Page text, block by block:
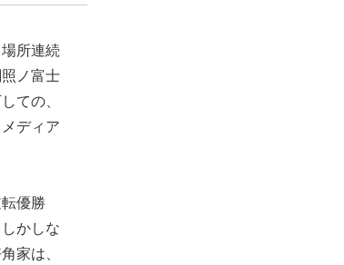
所連続
ノ富士
ての、
ディア
優勝
かしな
家は、